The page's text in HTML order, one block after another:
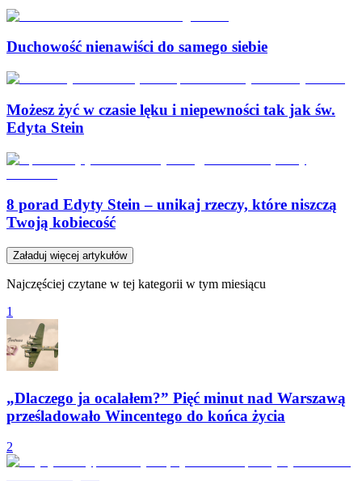
Duchowość nienawiści do samego siebie
Możesz żyć w czasie lęku i niepewności tak jak św.
Edyta Stein
8 porad Edyty Stein – unikaj rzeczy, które niszczą
Twoją kobiecość
Załaduj więcej artykułów
Najczęściej czytane w tej kategorii w tym miesiącu
1
„Dlaczego ja ocalałem?” Pięć minut nad Warszawą
prześladowało Wincentego do końca życia
2